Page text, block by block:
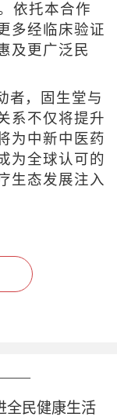
依托本合作
多经临床验证
及更广泛民
者，固生堂与
系不仅将提升
为中新中医药
为全球认可的
生态发展注入
全民健康生活